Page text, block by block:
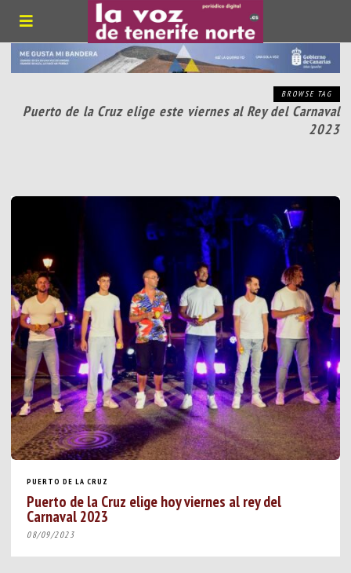
BROWSE TAG
Puerto de la Cruz elige este viernes al Rey del Carnaval
2023
PUERTO DE LA CRUZ
Puerto de la Cruz elige hoy viernes al rey del
Carnaval 2023
08/09/2023